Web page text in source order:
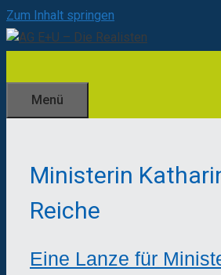
Zum Inhalt springen
Menü
Ministerin
Reiche
Eine Lanze für